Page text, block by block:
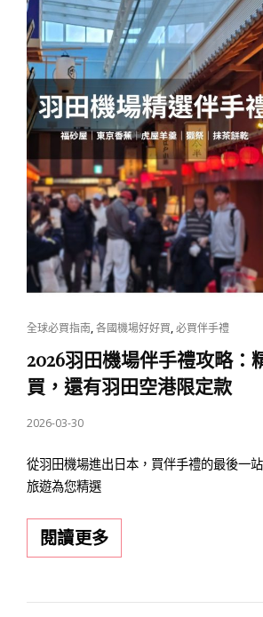
CAT
全球必買指南,各國機場好好買,必買伴手禮
2026羽田機場伴手禮攻略：
買，還有羽田空港限定款
POSTED
2026-03-30
從羽田機場進出日本，買伴手禮的最後一
旅遊為您精選
閱讀更多2026
羽